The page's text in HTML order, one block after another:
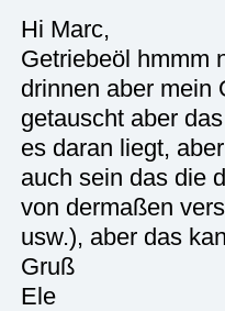
Hi Marc,
Getriebeöl hmmm
drinnen aber mein
getauscht aber
es daran liegt,
auch sein das die
von dermaßen
usw.), aber das
Gruß
Ele